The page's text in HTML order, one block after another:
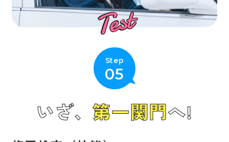
Test
Step
05
いざ、第一関門へ!